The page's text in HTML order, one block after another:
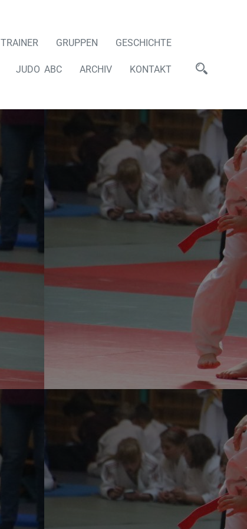
TRAINER GRUPPEN GESCHICHTE
JUDO ABC ARCHIV KONTAKT